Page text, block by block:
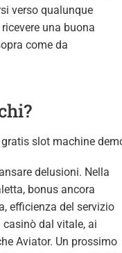
verso qualunque
una buona
come da
delusioni. Nella
bonus ancora
efficienza del servizio
dal vitale, ai
Aviator. Un prossimo